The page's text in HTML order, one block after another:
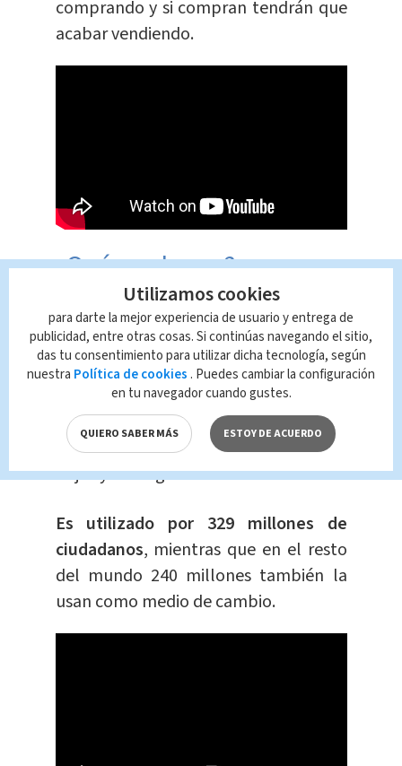
comprando y si compran tendrán que
acabar vendiendo.
¿Qué es el euro?
Es la moneda de la Unión Europea,
conformada: Alemania, Austria,
Bélgica, Chipre, Eslovaquia, Eslovenia,
España, Estonia, Finlandia, Francia,
Grecia, Irlanda, Italia, Letonia,
Lituania, Luxemburgo, Malta, Países
Bajos y Portugal.
Es utilizado por 329 millones de
ciudadanos, mientras que en el resto
del mundo 240 millones también la
usan como medio de cambio.
Utilizamos cookies
para darte la mejor experiencia de usuario y entrega de
publicidad, entre otras cosas. Si continúas navegando el sitio,
das tu consentimiento para utilizar dicha tecnología, según
nuestra Política de cookies . Puedes cambiar la configuración
en tu navegador cuando gustes.
QUIERO SABER MÁS ESTOY DE ACUERDO